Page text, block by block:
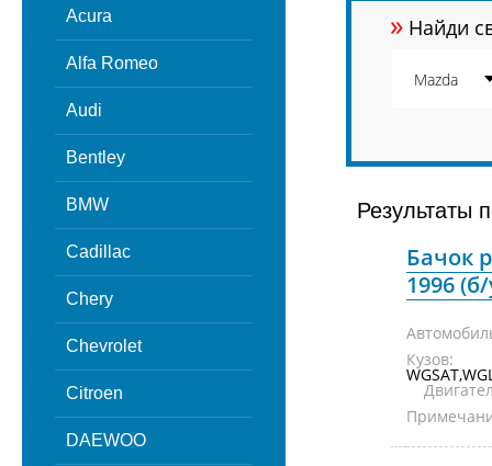
Acura
Alfa Romeo
Audi
Bentley
BMW
Cadillac
Chery
Chevrolet
Citroen
DAEWOO
» Найди
Результаты
Бачок
1996
Кузов: